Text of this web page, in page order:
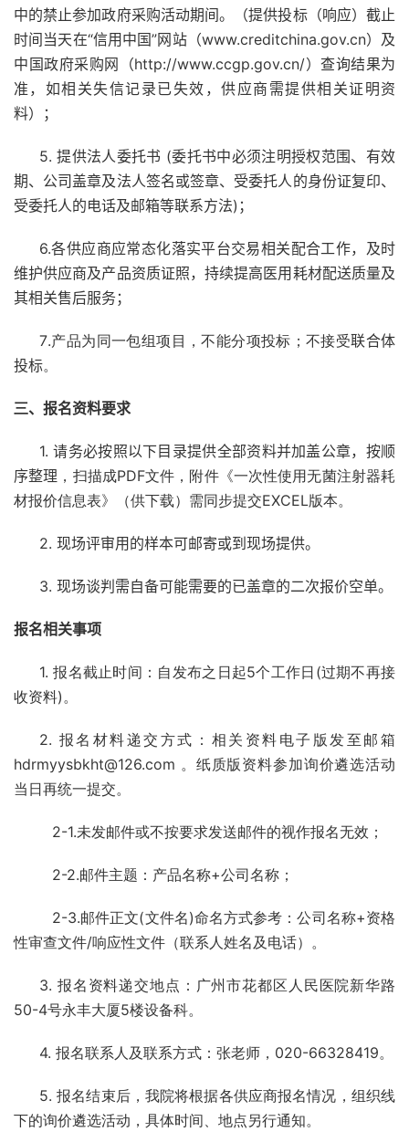
中的禁止参加政府采购活动期间。（提供投标（响应）截止
时间当天在“信用中国”网站（www.creditchina.gov.cn）及
中国政府采购网（http://www.ccgp.gov.cn/）查询结果为
准，如相关失信记录已失效，供应商需提供相关证明资
料）；
5. 提供法人委托书 (委托书中必须注明授权范围、有效
期、公司盖章及法人签名或签章、受委托人的身份证复印、
受委托人的电话及邮箱等联系方法)；
6.各供应商应常态化落实平台交易相关配合工作，及时
维护供应商及产品资质证照，持续提高医用耗材配送质量及
其相关售后服务；
7.产品为同一包组项目，不能分项投标； 不接受联合体
投标。
三、报名资料要求
1. 请务必按照以下目录提供全部资料并加盖公章，按顺
序整理 ， 扫描成PDF文件，附件《一次性使用无菌注射器耗
材报价信息表》（供下载）需同步提交EXCEL版本。
2. 现场评审用的样本可邮寄或到现场提供。
3. 现场谈判需自备可能需要的已盖章的二次报价空单。
报名相关事项
1. 报名截止时间：自发布之日起5个工作日(过期不再接
收资料)。
2. 报名材料递交方式： 相关资料电子版发至邮箱
hdrmyysbkht@126.com 。 纸质版资料参加询价遴选活动
当日再统一提交。
2-1.未发邮件或不按要求发送邮件的视作报名无效；
2-2.邮件主题：产品名称+公司名称；
2-3.邮件正文(文件名)命名方式参考：公司名称+资格
性审查文件/响应性文件（联系人姓名及电话）。
3. 报名资料递交地点：广州市花都区人民医院新华路
50-4号永丰大厦5楼设备科。
4. 报名联系人及联系方式：张老师，020-66328419。
5. 报名结束后，我院将根据各供应商报名情况，组织线
下的询价遴选活动，具体时间、地点另行通知。